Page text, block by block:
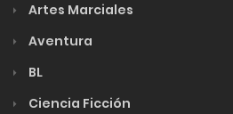
Artes Marciales
Aventura
BL
Ciencia Ficción